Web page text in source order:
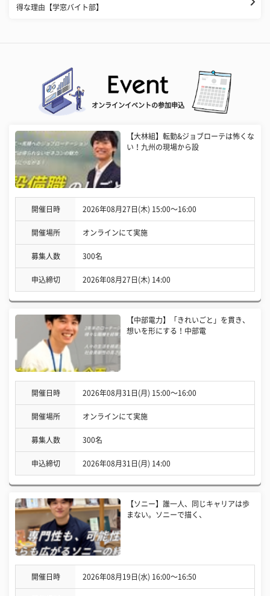
得な理由【学窓バイト部】
オンラインイベントの参加申込
【大林組】転勤&ジョブローテは怖くな
い！九州の現場から設
開催日時 2026年08月27日(木) 15:00〜16:00
開催場所 オンラインにて実施
募集人数 300名
申込締切 2026年08月27日(木) 14:00
【中部電力】「きれいごと」を貫き、
想いを形にする！中部電
開催日時 2026年08月31日(月) 15:00〜16:00
開催場所 オンラインにて実施
募集人数 300名
申込締切 2026年08月31日(月) 14:00
【ソニー】誰一人、同じキャリアは歩
まない。ソニーで描く、
開催日時 2026年08月19日(水) 16:00〜16:50